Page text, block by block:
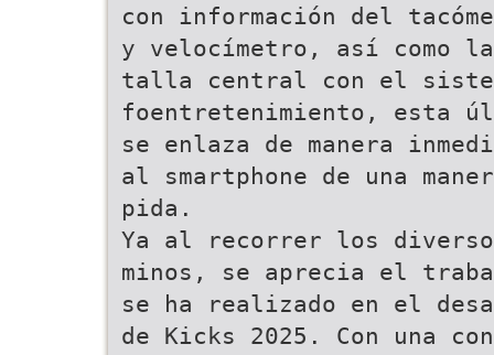
con información del
y velocímetro, así como
talla central con el
foentretenimiento, esta
se enlaza de manera
al smartphone de una
pida.
Ya al recorrer los
minos, se aprecia el
se ha realizado en el
de Kicks 2025. Con una